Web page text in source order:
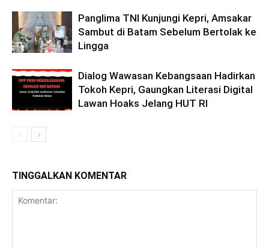
Panglima TNI Kunjungi Kepri, Amsakar
Sambut di Batam Sebelum Bertolak ke
Lingga
Dialog Wawasan Kebangsaan Hadirkan
Tokoh Kepri, Gaungkan Literasi Digital
Lawan Hoaks Jelang HUT RI
TINGGALKAN KOMENTAR